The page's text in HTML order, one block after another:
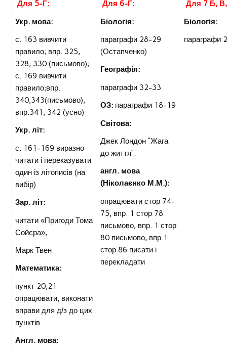
Для 5-Г:
Укр. мова:
с. 163 вивчити
правило; впр. 325,
328, 330 (письмово);
с. 169 вивчити
правило;впр.
340,343(письмово),
впр.341, 342 (усно)
Укр. літ:
с. 161-169 виразно
читати і переказувати
один із літописів (на
вибір)
Зар. літ:
читати «Пригоди Тома
Сойєра»,
Марк Твен
Математика:
пункт 20,21
опрацювати, виконати
вправи для д/з до цих
пунктів
Англ. мова:
Для 6-Г:
Біологія:
параграфи 28-29
(Остапченко)
Географія:
параграфи 32-33
ОЗ:параграфи 18-19
Світова:
Джек Лондон “Жага
до життя”.
англ. мова
(Ніколаєнко М.М.):
опрацювати стор 74-
75, впр. 1 стор 78
письмово, впр. 1 стор
80 письмово, впр 1
стор 86 писати і
перекладати
Для 7 Б,
Біологія:
параграфи